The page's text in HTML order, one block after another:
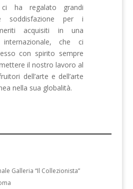
ha regalato grandi
soddisfazione per i
acquisiti in una
internazionale, che ci
con spirito sempre
il nostro lavoro al
dell’arte e dell’arte
nella sua globalità.
Galleria “Il Collezionista”